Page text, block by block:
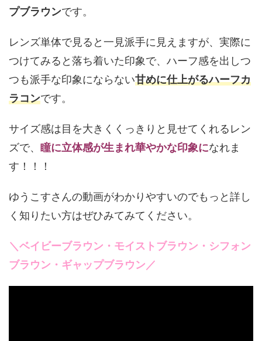
プブラウンです。
レンズ単体で見ると一見派手に見えますが、実際に
つけてみると落ち着いた印象で、ハーフ感を出しつ
つも派手な印象にならない甘めに仕上がるハーフカ
ラコンです。
サイズ感は目を大きくくっきりと見せてくれるレン
ズで、 瞳に立体感が生まれ華やかな印象になれま
す！！！
ゆうこすさんの動画がわかりやすいのでもっと詳し
く知りたい方はぜひみてみてください。
＼ベイビーブラウン・モイストブラウン・シフォン
ブラウン・ギャップブラウン／